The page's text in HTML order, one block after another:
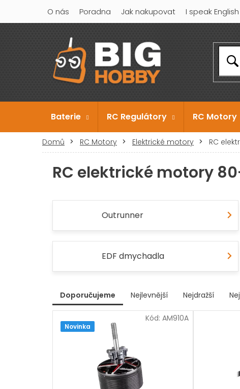
obsah
O nás Poradna Jak nakupovat I speak English
Baterie RC Regulátory RC Motory
Domů RC Motory Elektrické motory RC
RC elektrické motory
Outrunner
EDF dmychadla
Ř
Doporučujeme Nejlevnější Nejdražší
ý
p
Novinka
Kód: AM910A